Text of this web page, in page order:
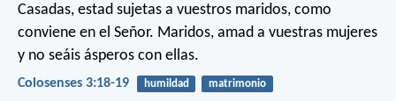
Casadas, estad sujetas a vuestros maridos, como
conviene en el Señor. Maridos, amad a vuestras mujeres
y no seáis ásperos con ellas.
Colosenses 3:18-19 humildad matrimonio